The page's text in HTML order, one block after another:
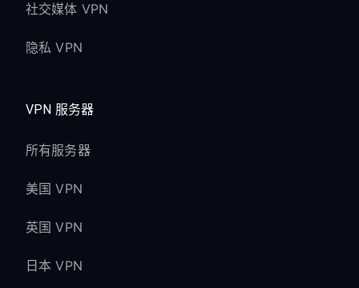
社交媒体 VPN
隐私 VPN
VPN 服务器
所有服务器
美国 VPN
英国 VPN
日本 VPN